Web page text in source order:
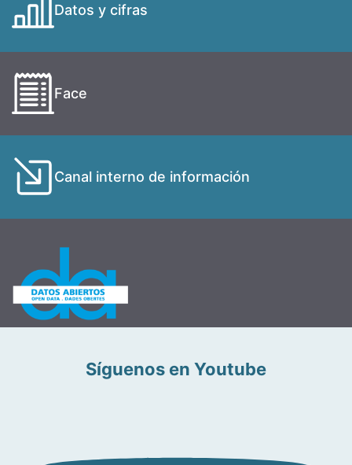
Datos y cifras
Face
Canal interno de información
Síguenos en Youtube